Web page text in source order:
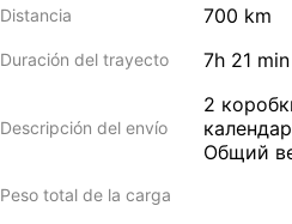
Distancia 700 km
Duración del trayecto 7h 21 min
Descripción del envío
2
Общий
Peso total de la carga